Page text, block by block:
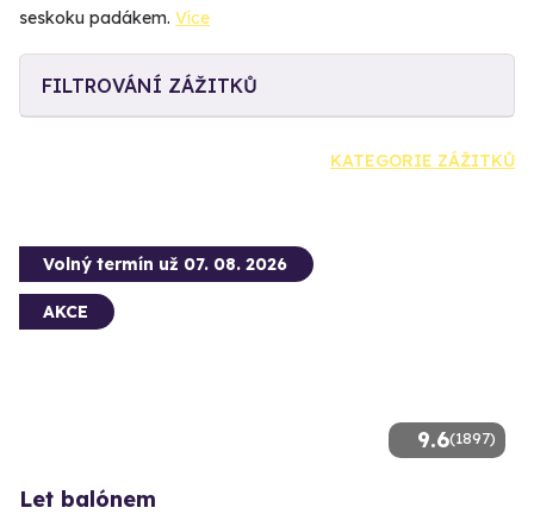
seskoku padákem. Více
FILTROVÁNÍ ZÁŽITKŮ
KATEGORIE ZÁŽITKŮ
9.6(1897)
Volný termín už 07. 08. 2026
AKCE
Let balónem